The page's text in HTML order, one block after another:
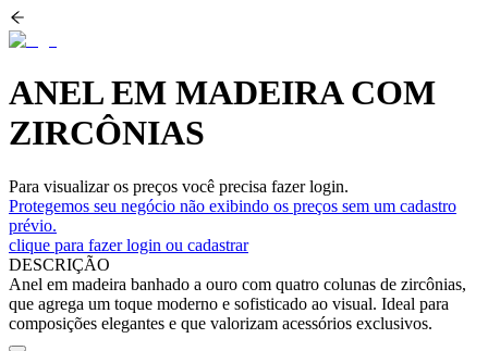
ANEL EM MADEIRA COM
ZIRCÔNIAS
Para visualizar os preços você precisa fazer login.
Protegemos seu negócio não exibindo os preços sem um cadastro
prévio.
clique para fazer login ou cadastrar
DESCRIÇÃO
Anel em madeira banhado a ouro com quatro colunas de zircônias,
que agrega um toque moderno e sofisticado ao visual. Ideal para
composições elegantes e que valorizam acessórios exclusivos.